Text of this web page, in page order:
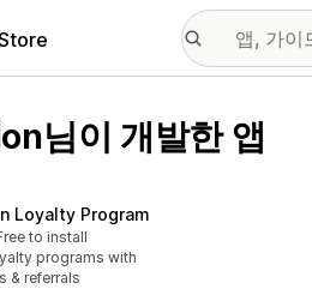
님이 개발한 앱
Loyalty Program
to install
programs with
& referrals